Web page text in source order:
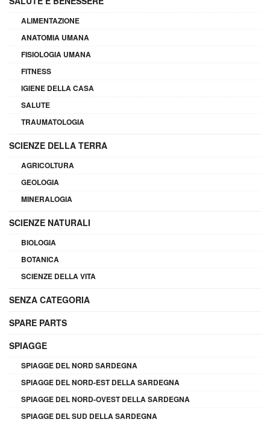
ALIMENTAZIONE
ANATOMIA UMANA
FISIOLOGIA UMANA
FITNESS
IGIENE DELLA CASA
SALUTE
TRAUMATOLOGIA
SCIENZE DELLA TERRA
AGRICOLTURA
GEOLOGIA
MINERALOGIA
SCIENZE NATURALI
BIOLOGIA
BOTANICA
SCIENZE DELLA VITA
SENZA CATEGORIA
SPARE PARTS
SPIAGGE
SPIAGGE DEL NORD SARDEGNA
SPIAGGE DEL NORD-EST DELLA SARDEGNA
SPIAGGE DEL NORD-OVEST DELLA SARDEGNA
SPIAGGE DEL SUD DELLA SARDEGNA